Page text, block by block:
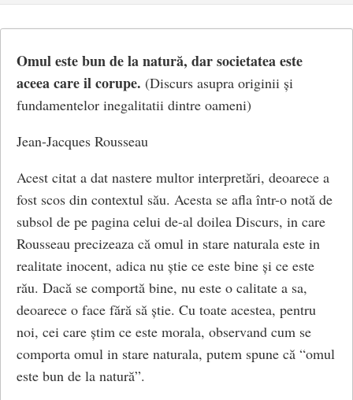
Omul este bun de la natură, dar societatea este
aceea care il corupe. (Discurs asupra originii și
fundamentelor inegalitatii dintre oameni)
Jean-Jacques Rousseau
Acest citat a dat nastere multor interpretări, deoarece a
fost scos din contextul său. Acesta se afla într-o notă de
subsol de pe pagina celui de-al doilea Discurs, in care
Rousseau precizeaza că omul in stare naturala este in
realitate inocent, adica nu știe ce este bine și ce este
rău. Dacă se comportă bine, nu este o calitate a sa,
deoarece o face fără să știe. Cu toate acestea, pentru
noi, cei care știm ce este morala, observand cum se
comporta omul in stare naturala, putem spune că “omul
este bun de la natură”.